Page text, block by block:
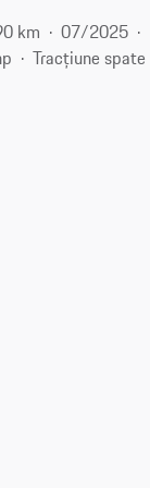
km 07/2025
Tracțiune spate